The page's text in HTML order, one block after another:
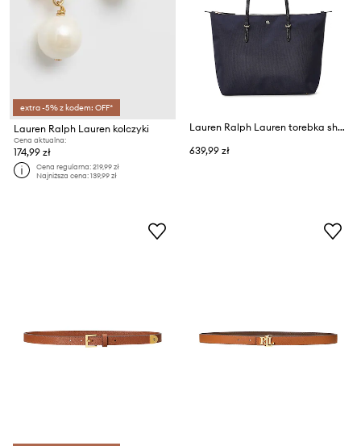
extra -5% z kodem: OFF*
Lauren Ralph Lauren kolczyki
Cena aktualna:
174,99 zł
Cena regularna:219,99 zł
Najniższa cena:139,99 zł
Lauren Ralph Lauren torebka shopper damska
639,99 zł